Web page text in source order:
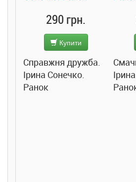
290 грн.
Купити
Справжня дружба.
Ірина Сонечко.
Ранок